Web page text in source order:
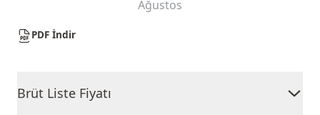
Ağustos
PDF İndir
Brüt Liste Fiyatı